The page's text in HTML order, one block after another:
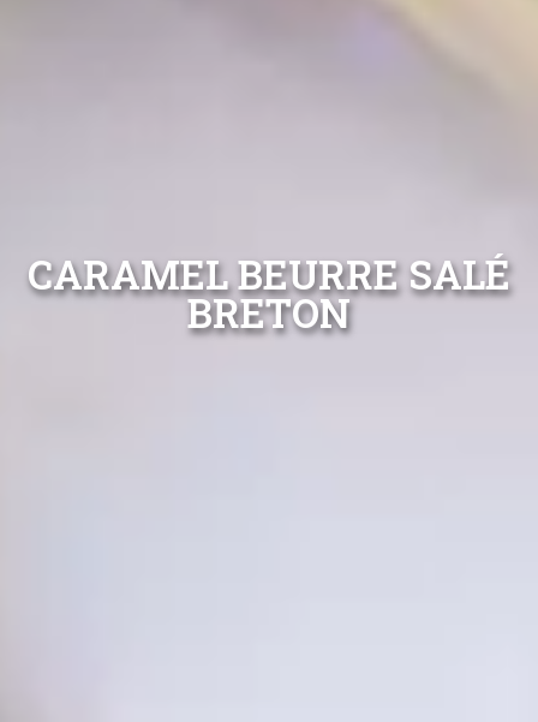
CARAMEL BEURRE SALÉ
BRETON